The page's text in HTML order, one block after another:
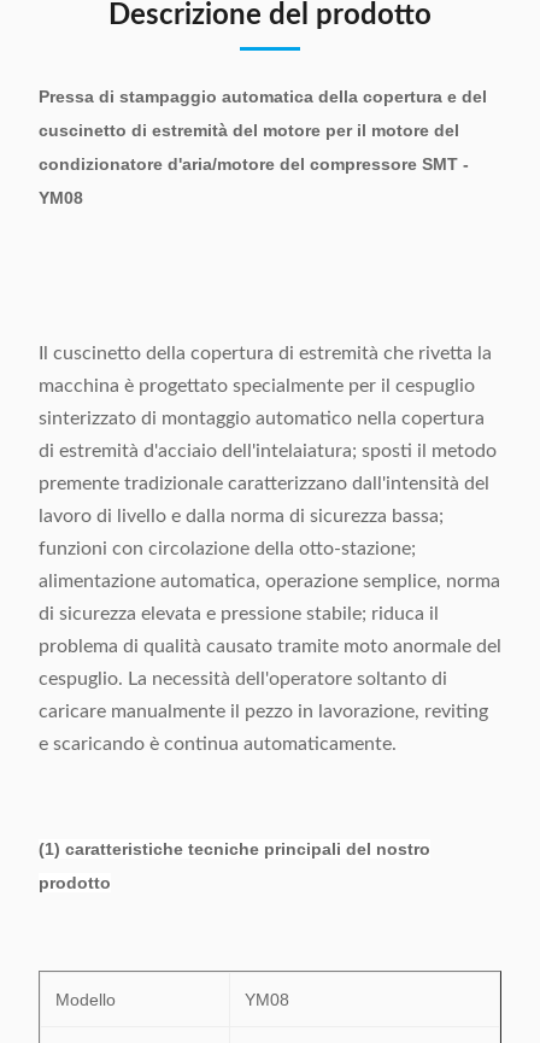
Descrizione del prodotto
Pressa di stampaggio automatica della copertura e del
cuscinetto di estremità del motore per il motore del
condizionatore d'aria/motore del compressore SMT -
YM08
Il cuscinetto della copertura di estremità che rivetta la
macchina è progettato specialmente per il cespuglio
sinterizzato di montaggio automatico nella copertura
di estremità d'acciaio dell'intelaiatura; sposti il metodo
premente tradizionale caratterizzano dall'intensità del
lavoro di livello e dalla norma di sicurezza bassa;
funzioni con circolazione della otto-stazione;
alimentazione automatica, operazione semplice, norma
di sicurezza elevata e pressione stabile; riduca il
problema di qualità causato tramite moto anormale del
cespuglio. La necessità dell'operatore soltanto di
caricare manualmente il pezzo in lavorazione, reviting
e scaricando è continua automaticamente.
(1) caratteristiche tecniche principali del nostro
prodotto
Modello YM08